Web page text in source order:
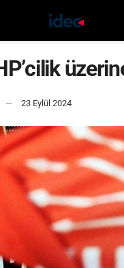
23 Eylül 2024